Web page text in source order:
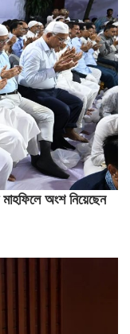
মাহফিলে অংশ নিয়েছেন